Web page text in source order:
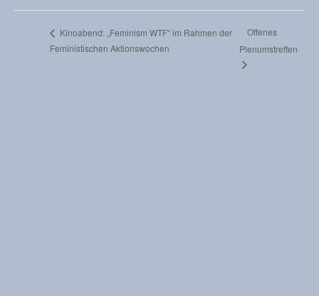
Kinoabend: „Feminism WTF“ im Rahmen der
Feministischen Aktionswochen
Offenes
Plenumstreffen